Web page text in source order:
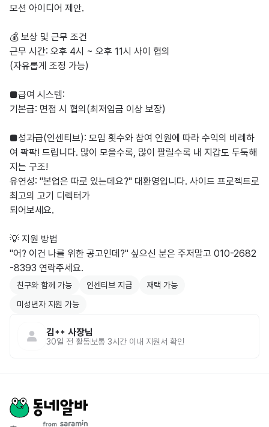
모션 아이디어 제안.
💰 보상 및 근무 조건
​근무 시간: 오후 4시 ~ 오후 11시 사이 협의
(자유롭게 조정 가능)
■급여 시스템:
​기본급: 면접 시 협의(최저임금 이상 보장)
■성과급(인센티브): 모임 횟수와 참여 인원에 따라 수익의 비례하
여 팍팍! 드립니다. 많이 모을수록, 많이 팔릴수록 내 지갑도 두둑해
지는 구조!
​유연성: "본업은 따로 있는데요?" 대환영입니다. 사이드 프로젝트로
최고의 고기 디렉터가
되어보세요.
💡 지원 방법
​"어? 이건 나를 위한 공고인데?" 싶으신 분은 주저말고 010-2682
-8393 연락주세요.
친구와 함께 가능 인센티브 지급 재택 가능
미성년자 지원 가능
김** 사장님
30일 전 활동보통 3시간 이내 지원서 확인